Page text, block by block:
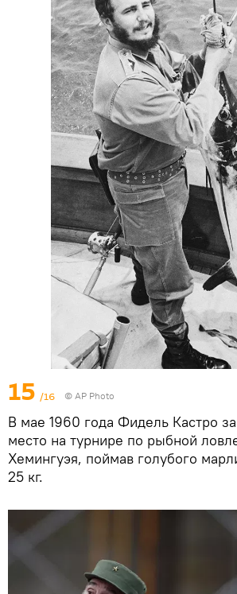
15 /16 © AP Photo
В мае 1960 года Фидель Кастро
место на турнире по рыбной
Хемингуэя, поймав голубого
25 кг.